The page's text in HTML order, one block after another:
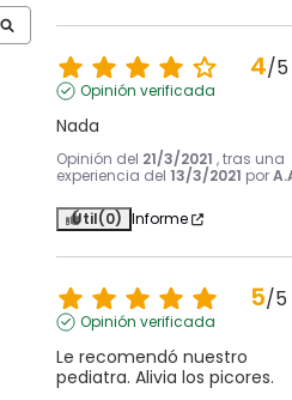
4/5
Opinión verificada
Nada
Opinión del 21/3/2021 , tras una
experiencia del 13/3/2021 por
Útil(0) Informe
5/5
Opinión verificada
Le recomendó nuestro
pediatra. Alivia los picores.